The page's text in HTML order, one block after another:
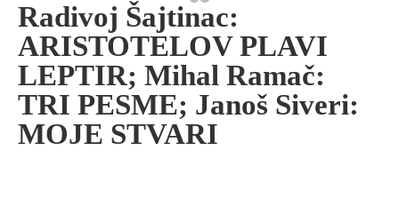
Radivoj Šajtinac:
ARISTOTELOV PLAVI
LEPTIR; Mihal Ramač:
TRI PESME; Janoš Siveri:
MOJE STVARI